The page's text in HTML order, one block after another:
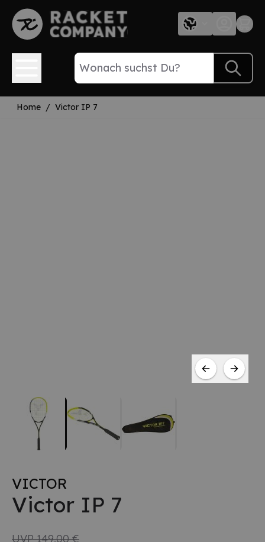
Direkt zum Inhalt
Home / Victor IP 7
VICTOR
Victor IP 7
UVP149,00 €